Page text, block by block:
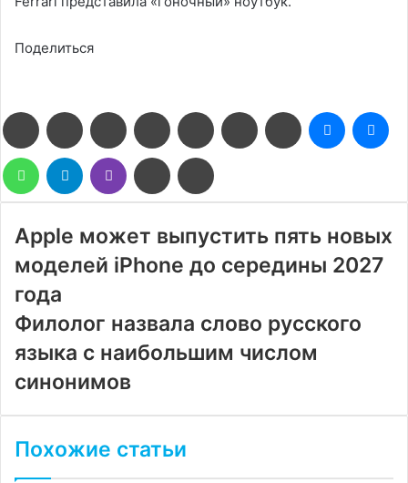
Поделиться
FacebookTwitter LinkedIn Pinterest Reddit ВконтактеОдноклассники
Messenger
WhatsAppTelegram Viber
Поделиться
через
электронную
Apple может выпустить пять новых
моделей iPhone до середины 2027
года
Филолог назвала слово русского
языка с наибольшим числом
синонимов
Похожие статьи